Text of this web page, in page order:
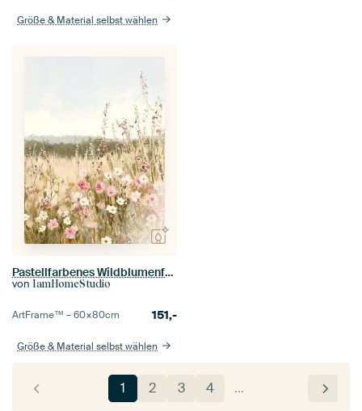
Größe & Material selbst wählen
Pastellfarbenes Wildblumenfeld – Kunst
von IamHomeStudio
ArtFrame™ –60×80cm 151,-
Größe & Material selbst wählen
1 2 3 4 …